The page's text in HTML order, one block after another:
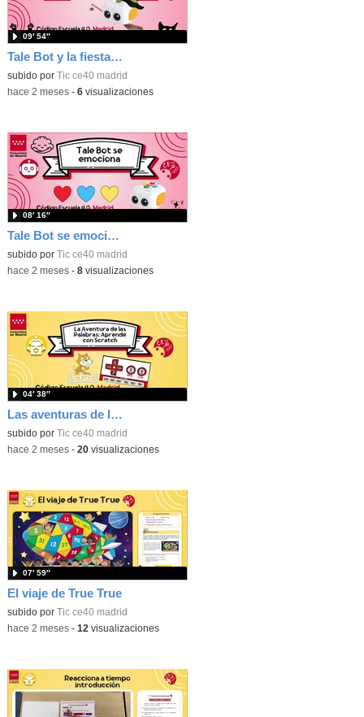
Tale Bot y la fiesta de Halloween
subido por Tic ce40 madrid
09′ 54″
-hace 2 meses- 6visualizaciones
Tale Bot se emociona
subido por Tic ce40 madrid
08′ 16″
-hace 2 meses- 8visualizaciones
Las aventuras de la palabras. Aprende con Scratch
subido por Tic ce40 madrid
04′ 38″
-hace 2 meses- 20visualizaciones
El viaje de True True
subido por Tic ce40 madrid
07′ 59″
-hace 2 meses- 12 visualizaciones